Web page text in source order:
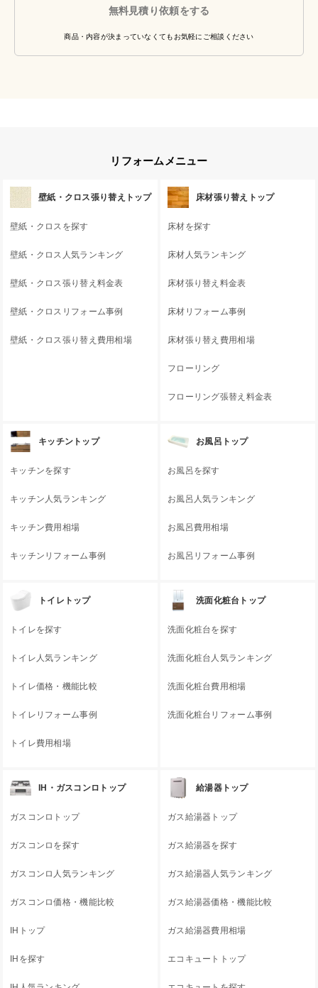
無料見積り依頼をする
商品・内容が決まっていなくてもお気軽にご相談ください
リフォームメニュー
壁紙・クロス張り替えトップ
壁紙・クロスを探す
壁紙・クロス人気ランキング
壁紙・クロス張り替え料金表
壁紙・クロスリフォーム事例
壁紙・クロス張り替え費用相場
床材張り替えトップ
床材を探す
床材人気ランキング
床材張り替え料金表
床材リフォーム事例
床材張り替え費用相場
フローリング
フローリング張替え料金表
キッチントップ
キッチンを探す
キッチン人気ランキング
キッチン費用相場
キッチンリフォーム事例
お風呂トップ
お風呂を探す
お風呂人気ランキング
お風呂費用相場
お風呂リフォーム事例
トイレトップ
トイレを探す
トイレ人気ランキング
トイレ価格・機能比較
トイレリフォーム事例
トイレ費用相場
洗面化粧台トップ
洗面化粧台を探す
洗面化粧台人気ランキング
洗面化粧台費用相場
洗面化粧台リフォーム事例
IH・ガスコンロトップ
ガスコンロトップ
ガスコンロを探す
ガスコンロ人気ランキング
ガスコンロ価格・機能比較
IHトップ
IHを探す
給湯器トップ
ガス給湯器トップ
ガス給湯器を探す
ガス給湯器人気ランキング
ガス給湯器価格・機能比較
ガス給湯器費用相場
エコキュートトップ